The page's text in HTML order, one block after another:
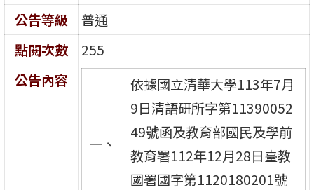
公告等級
普通
點閱次數
255
公告內容
一、
依據國立清華大學113年7月
9日清語研所字第11390052
49號函及教育部國民及學前
教育署112年12月28日臺教
國署國字第1120180201號